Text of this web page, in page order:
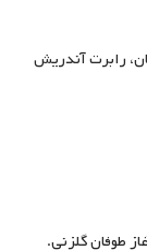
رابرت آندریش
طوفان گلزنی.